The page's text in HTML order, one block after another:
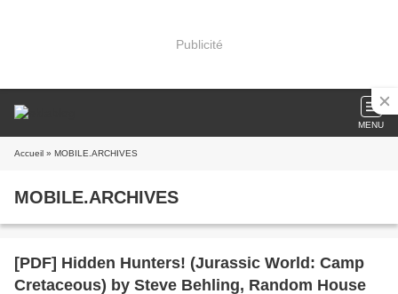
Publicité
MENU
Accueil » MOBILE.ARCHIVES
MOBILE.ARCHIVES
[PDF] Hidden Hunters! (Jurassic World: Camp
Cretaceous) by Steve Behling, Random House